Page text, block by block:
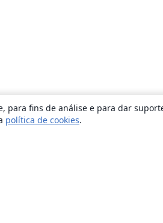
para fins de análise e para dar
política de cookies.